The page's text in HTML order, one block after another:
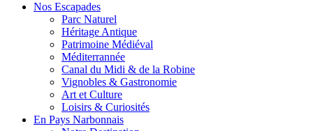
Nos Escapades
Parc Naturel
Héritage Antique
Patrimoine Médiéval
Méditerrannée
Canal du Midi & de la Robine
Vignobles & Gastronomie
Art et Culture
Loisirs & Curiosités
En Pays Narbonnais